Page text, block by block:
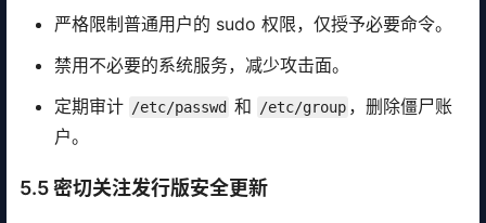
严格限制普通用户的 sudo 权限，仅授予必要命令。
禁用不必要的系统服务，减少攻击面。
定期审计 /etc/passwd 和 /etc/group ，删除僵尸账
户。
5.5 密切关注发行版安全更新